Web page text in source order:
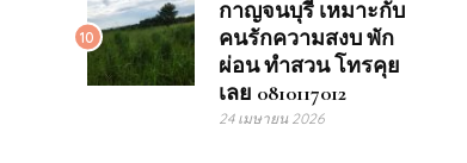
10
กาญจนบุรี เหมาะกับ
คนรักความสงบ พัก
ผ่อน ทำสวน โทรคุย
เลย 0810117012
24 เมษายน 2026